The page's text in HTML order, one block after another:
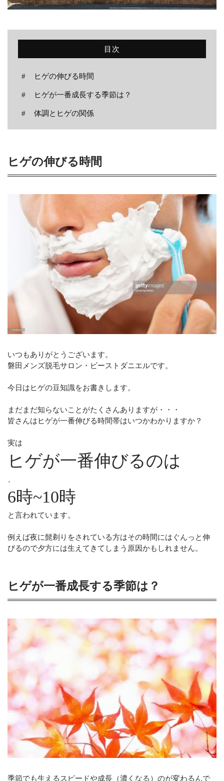
お問い合わせフォーム
24時間受付中
0538-39-3009
受付時間 10:30～19:00（日曜定休）
目次
ヒゲの伸びる時間
ヒゲが一番成長する季節は？
体調とヒゲの関係
ヒゲの伸びる時間
いつもありがとうございます。
磐田メンズ脱毛サロン・ビーストダニエルです。
今日はヒゲの豆知識をお書きします。
まだまだ知らないことがたくさんありますが・・・
皆さんはヒゲが一番伸びる時間帯はいつかわかりますか？
実は
ヒゲが一番伸びるのは
、
6時~10時
と言われています。
例えば夜に髭剃りをされている方はその時間にはぐんっと伸
びるので夕方には生えてきてしまう原因かもしれません。
ヒゲが一番成長する季節は？
季節でも生えるスピードや成長（濃くなる）のが変わるんで